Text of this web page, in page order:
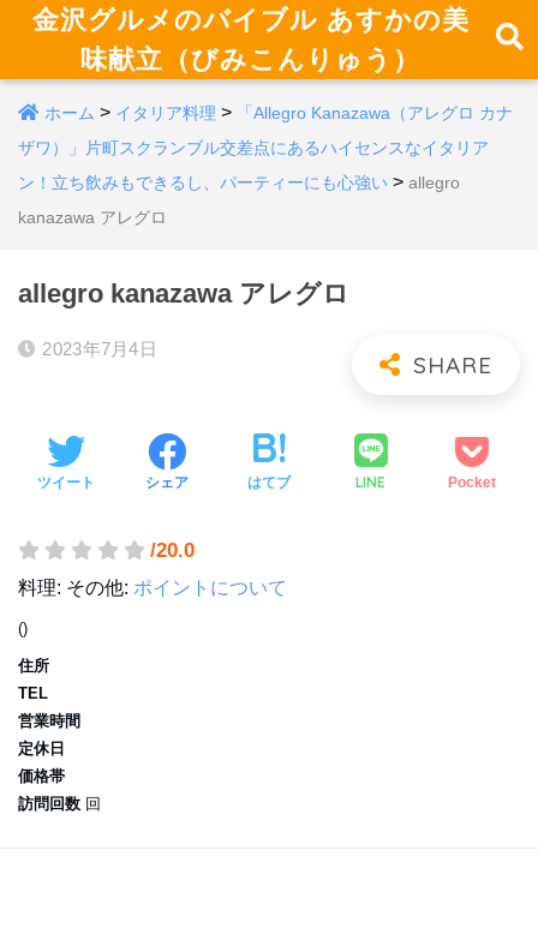
金沢グルメのバイブル あすかの美
味献立（びみこんりゅう）
ホーム > イタリア料理 >
「Allegro Kanazawa（アレグロ カナ
ザワ）」片町スクランブル交差点にあるハイセンスなイタリア
ン！立ち飲みもできるし、パーティーにも心強い > allegro
kanazawa アレグロ
allegro kanazawa アレグロ
2023年7月4日
ツイート シェア はてブ LINE Pocket
/20.0
料理: その他: ポイントについて
()
住所
TEL
営業時間
定休日
価格帯
訪問回数 回